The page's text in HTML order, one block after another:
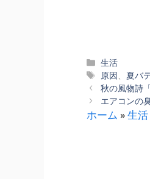
カ
テ
ゴ
リ
ー
生活
タ
グ
原因、 夏バ
秋の風物詩
エアコンの
ホーム »生活